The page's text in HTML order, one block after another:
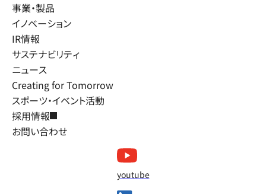
事業・製品
イノベーション
IR情報
サステナビリティ
ニュース
Creating for Tomorrow
スポーツ・イベント活動
採用情報
お問い合わせ
youtube